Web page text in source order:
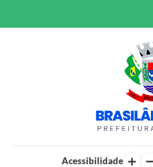
Acessibilidade